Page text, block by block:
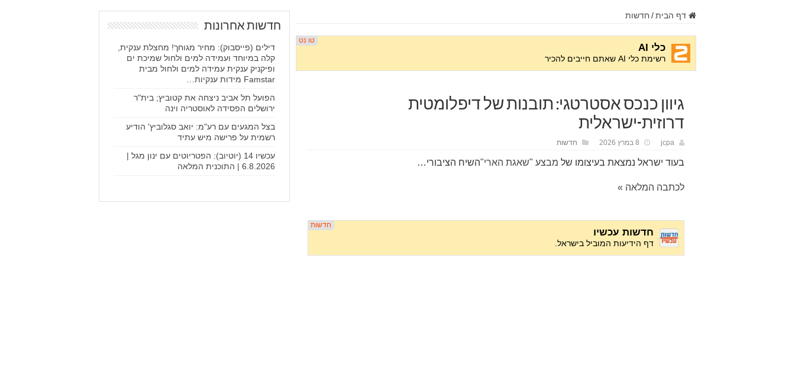
דף הבית/ חדשות
גיוון כנכס אסטרטגי: תובנות של דיפלומטית
דרוזית-ישראלית
jcpa 8 במרץ 2026 חדשות
בעוד ישראל נמצאת בעיצומו של מבצע "שאגת הארי"השיח הציבורי…
לכתבה המלאה »
חדשות אחרונות
דילים (פייסבוק): מחיר מגוחך! מחצלת ענקית,
קלה במיוחד ועמידה למים ולחול שמיכת ים
ופיקניק ענקית עמידה למים ולחול מבית
Famstar מידות ענקיות…
הפועל תל אביב ניצחה את קטוביץ; בית"ר
ירושלים הפסידה לאוסטריה וינה
בצל המגעים עם רע"מ: יואב סגלוביץ' הודיע
רשמית על פרישה מיש עתיד
עכשיו 14 (יוטיוב): הפטריוטים עם ינון מגל |
6.8.2026 | התוכנית המלאה